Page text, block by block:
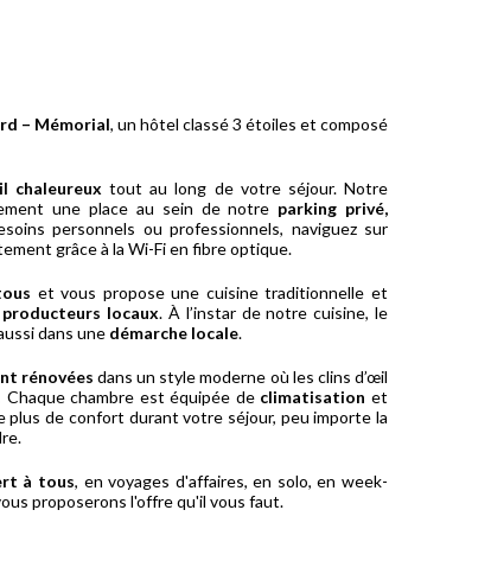
– Mémorial, un hôtel classé 3 étoiles et composé
chaleureux tout au long de votre séjour. Notre
une place au sein de notre parking privé,
personnels ou professionnels, naviguez sur
grâce à la Wi-Fi en fibre optique.
et vous propose une cuisine traditionnelle et
producteurs locaux. À l’instar de notre cuisine, le
dans une démarche locale.
rénovées dans un style moderne où les clins d’œil
chambre est équipée de climatisationet
plus de confort durant votre séjour, peu importe la
à tous, en voyages d'affaires, en solo, en week-
proposerons l'offre qu'il vous faut.